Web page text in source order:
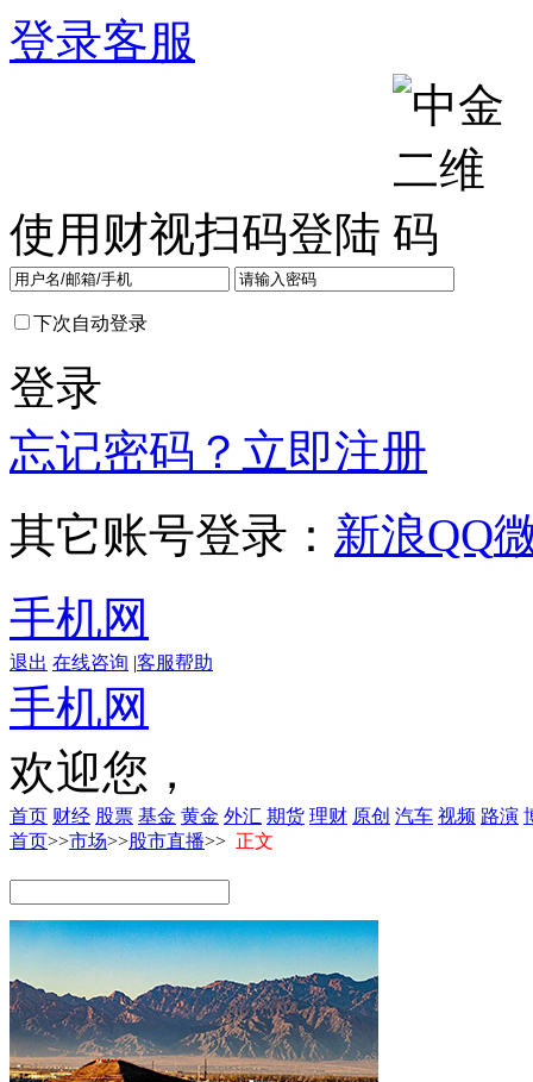
登录客服
使用财视扫码登陆
下次自动登录
登录
忘记密码？ 立即注册
其它账号登录： 新浪QQ
手机网
退出 在线咨询 |客服帮助
手机网
欢迎您，
首页 财经 股票 基金 黄金 外汇 期货 理财 原创 汽车 视频 路演
首页>>市场>>股市直播>> 正文